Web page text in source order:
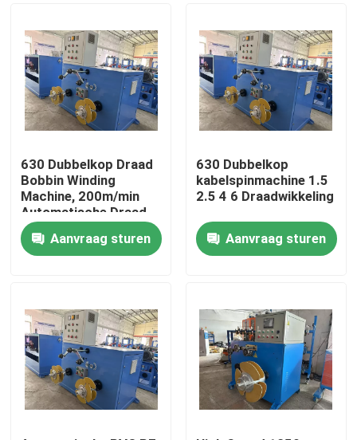
Producten
Video's
Over ons
Fabriekstocht
Kwaliteitscontrole
Vraag een offerte
Cable Extruder Machine
630 Dubbelkop Draad
Bobbin Winding
Machine, 200m/min
Automatische Draad
Wrap Machine
Aanvraag sturen
630 Dubbelkop
kabelspinmachine 1.5
2.5 4 6 Draadwikkeling
Aanvraag sturen